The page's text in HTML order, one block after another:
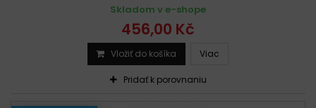
Skladom v e-shope
456,00 Kč
Vložiť do košíka Viac
Pridať k porovnaniu